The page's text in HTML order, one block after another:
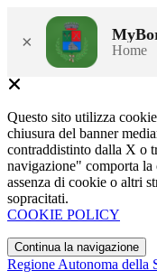
× Home
Questo sito utilizza
chiusura del banner
contraddistinto dalla X o
navigazione" comporta
assenza di cookie o altri
sopracitati.
COOKIE POLICY
Continua la navigazione
Regione Autonoma della